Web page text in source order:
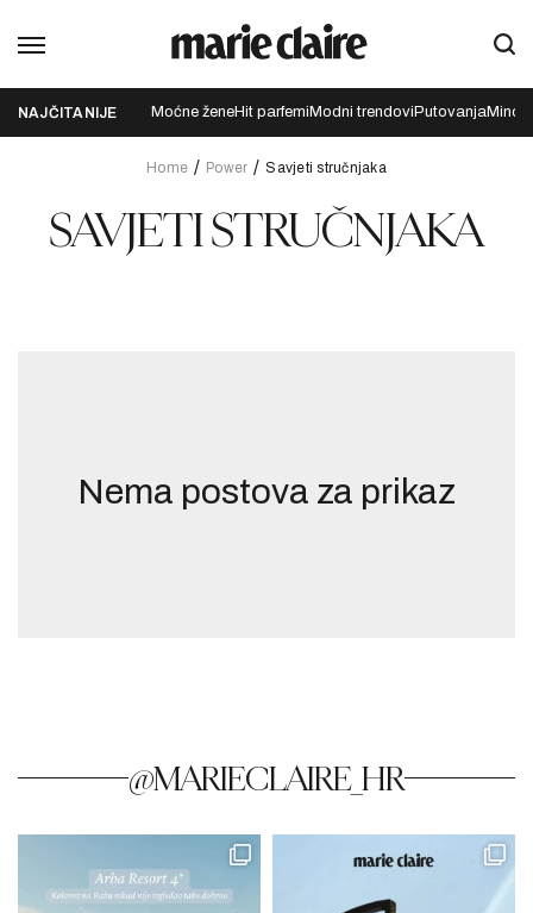
NAJČITANIJE Moćne ženeHit parfemi Modni trendovi Putovanja
Home Power Savjeti stručnjaka
SAVJETI STRUČNJAKA
Nema postova za prikaz
@MARIECLAIRE_HR